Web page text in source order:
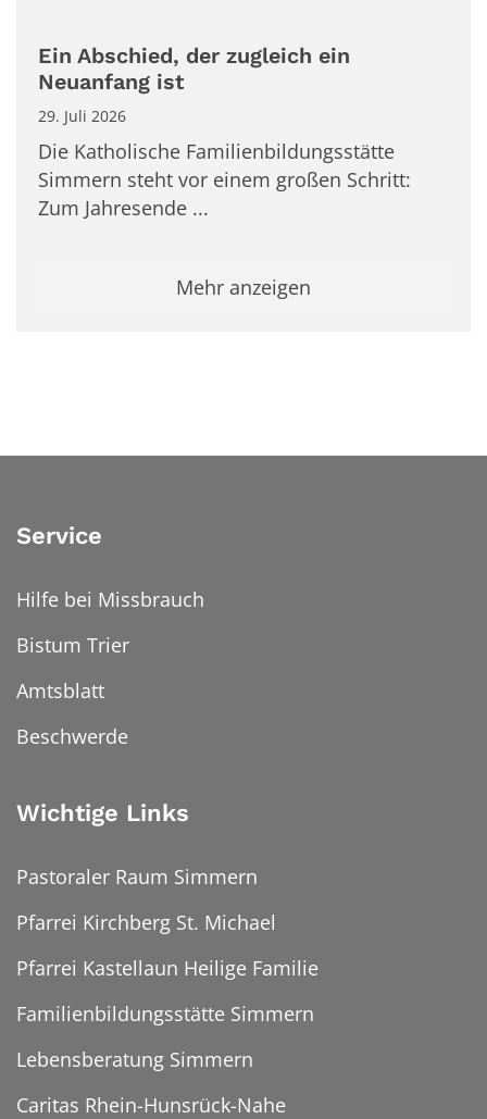
Ein Abschied, der zugleich ein
Neuanfang ist
29. Juli 2026
Die Katholische Familienbildungsstätte
Simmern steht vor einem großen Schritt:
Zum Jahresende ...
Mehr anzeigen
Service
Hilfe bei Missbrauch
Bistum Trier
Amtsblatt
Beschwerde
Wichtige Links
Pastoraler Raum Simmern
Pfarrei Kirchberg St. Michael
Pfarrei Kastellaun Heilige Familie
Familienbildungsstätte Simmern
Lebensberatung Simmern
Caritas Rhein-Hunsrück-Nahe